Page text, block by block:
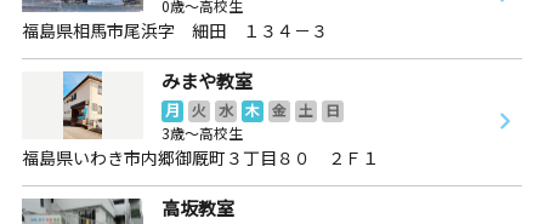
0歳～高校生
福島県相馬市尾浜字 細田 １３４－３
みまや教室
月 火 水 木 金 土
日
3歳～高校生
福島県いわき市内郷御厩町３丁目８０ ２Ｆ１
高坂教室